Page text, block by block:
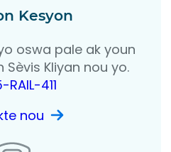
Kesyon
oswa pale ak youn
Kliyan nou yo.
411
nou